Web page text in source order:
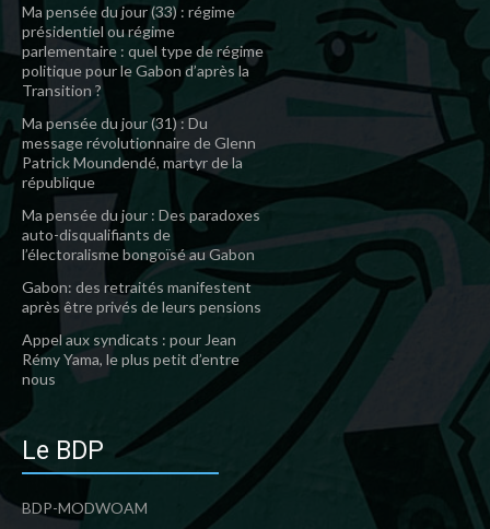
Ma pensée du jour (33) : régime
présidentiel ou régime
parlementaire : quel type de régime
politique pour le Gabon d’après la
Transition ?
Ma pensée du jour (31) : Du
message révolutionnaire de Glenn
Patrick Moundendé, martyr de la
république
Ma pensée du jour : Des paradoxes
auto-disqualifiants de
l’électoralisme bongoïsé au Gabon
Gabon: des retraités manifestent
après être privés de leurs pensions
Appel aux syndicats : pour Jean
Rémy Yama, le plus petit d’entre
nous
Le BDP
BDP-MODWOAM